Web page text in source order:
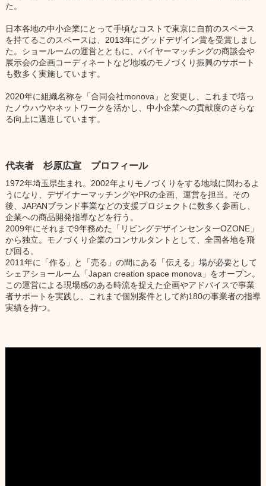
た。
日本各地の中小企業にとって手頃なコストで東京に自前のスペース
を持てるこのスペースは、2013年にグッドデザイン賞を受賞しまし
た。ショールームの運営とともに、バイヤーマッチングの商談会や
展示会の企画コーディネートなど地域のモノづくり振興のサポート
も数多く実施しています。
2020年に組織名称を「合同会社monova」と変更し、これまで培っ
たノウハウやネットワークを活かし、中小企業への貢献度のさらな
る向上に邁進しています。
代表者 杉原広宣 プロフィール
1972年埼玉県生まれ。2002年よりモノづくりをする地域に関わるよ
うになり、デザイナーマッチングやPRの企画、運営を担当。その
後、JAPANブランド事業などの支援プロジェクトに数多く参画し、
企業への商品開発指導などを行う。
2009年にそれまで9年務めた「リビングデザインセンターOZONE」
から独立。モノづくり企業のコンサルタントとして、全国各地を飛
び回る。
2011年に「作る」と「売る」の間にある「伝える」場が必要として
シェアショールーム「Japan creation space monova」をオープン。
この運営による現場感のある時流を捉えた企画やアドバイスで事業
者サポートを実践し、これまで個別案件として約180の事業者の指導
実績を持つ。